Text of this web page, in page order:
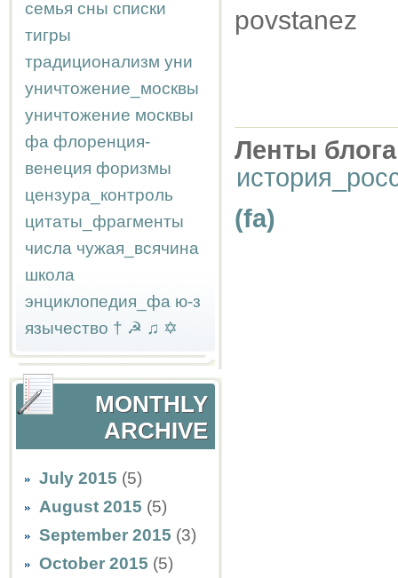
семья сны списки
тигры
традиционализм уни
уничтожение_москвы
уничтожение москвы
фа флоренция-
венеция форизмы
цензура_контроль
цитаты_фрагменты
числа чужая_всячина
школа
энциклопедия_фа ю-з
язычество † ☭ ♫ ✡
MONTHLY
ARCHIVE
July 2015 (5)
August 2015 (5)
September 2015 (3)
October 2015 (5)
povstanez
Ленты
(fa)